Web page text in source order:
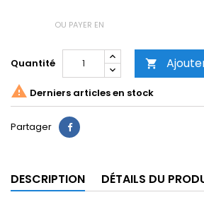
OU PAYER EN
Quantité 
 Derniers articles en stock
Partager
DESCRIPTION DÉTAILS DU